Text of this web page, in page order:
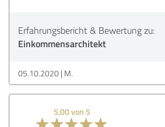
Erfahrungsbericht & Bewertung zu:
Einkommensarchitekt
05.10.2020 M.
5,00 von 5